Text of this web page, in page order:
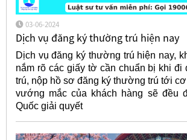
03-06-2024
Dịch vụ đăng ký thường trú hiện nay
Dịch vụ đăng ký thường trú hiện nay,
nắm rõ các giấy tờ cần chuẩn bị khi đi
trú, nộp hồ sơ đăng ký thường trú tới
vướng mắc của khách hàng sẽ đều
Quốc giải quyết